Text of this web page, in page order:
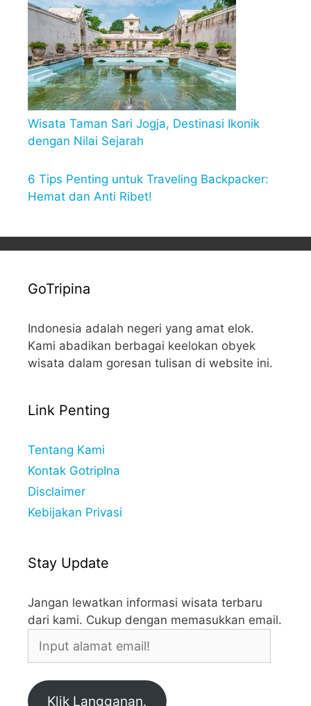
Wisata Taman Sari Jogja, Destinasi Ikonik
dengan Nilai Sejarah
6 Tips Penting untuk Traveling Backpacker:
Hemat dan Anti Ribet!
GoTripina
Indonesia adalah negeri yang amat elok.
Kami abadikan berbagai keelokan obyek
wisata dalam goresan tulisan di website ini.
Link Penting
Tentang Kami
Kontak GotripIna
Disclaimer
Kebijakan Privasi
Stay Update
Jangan lewatkan informasi wisata terbaru
dari kami. Cukup dengan memasukkan email.
alamat
Klik Langganan.